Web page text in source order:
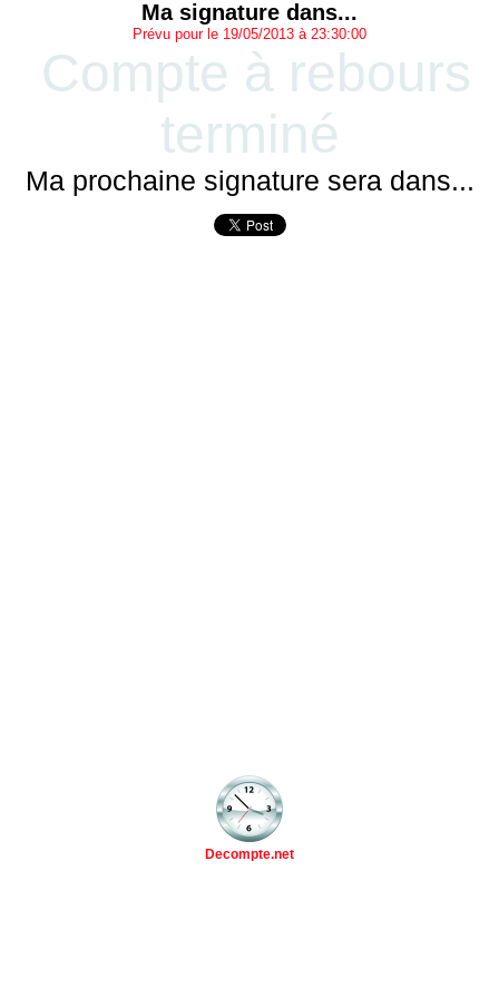
Ma signature dans...
Prévu pour le 19/05/2013 à 23:30:00
Compte à rebours
terminé
Ma prochaine signature sera dans...
Decompte.net